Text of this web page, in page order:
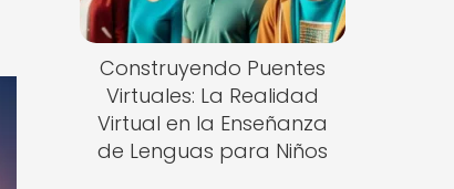
Construyendo Puentes
Virtuales: La Realidad
Virtual en la Enseñanza
de Lenguas para Niños